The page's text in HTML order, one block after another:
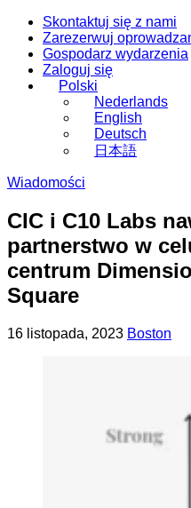
Skontaktuj się z nami
Zarezerwuj
Gospodarz wydarzenia
Zaloguj się
Polski
Nederlands
English
Deutsch
日本語
Wiadomości
CIC i C10 Labs
partnerstwo w
centrum
Square
Opublikowano
16 listopada, 2023 Boston